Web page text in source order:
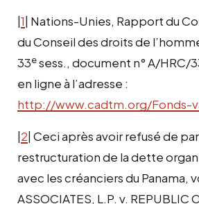
|1| Nations-Unies, Rapport du
du Conseil des droits de
33esess., document n° A/HRC/
en ligne à l’adresse :
http://www.cadtm.org/Fonds-
|2| Ceci après avoir refusé de
restructuration de la dette
avec les créanciers du Panama,
ASSOCIATES, L.P. v. REPUBLIC